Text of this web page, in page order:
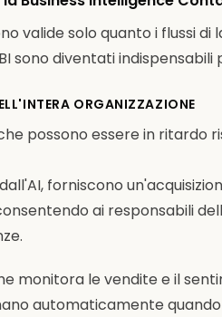
valide solo quanto i flussi
sono diventati
ORGANIZZAZIONE
possono essere in ritardo
forniscono
ai responsabili
monitora le vendite e il
automaticamente